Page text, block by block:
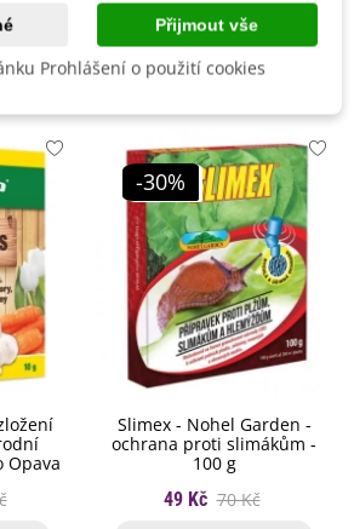
hodit
Opava
-30%
Slimex - Nohel Garden -
ochrana proti slimákům -
100 g
49 Kč 70 Kč
Přijmout vše
Prohlášení o použití cookies